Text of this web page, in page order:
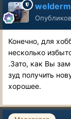
Конечно, для
несколько
.Зато, как Вы
зуд получить
хорошее.